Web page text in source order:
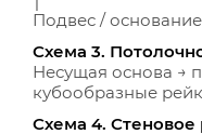
Подвес / основание
Схема 3.
Несущая основа →
кубообразные
Схема 4.